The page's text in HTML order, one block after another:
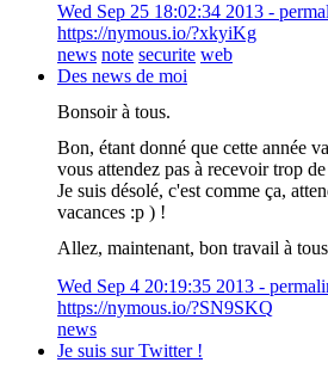
Wed Sep 25 18:02:34 2013 -
https://nymous.io/?xkyiKg
news note securite web
Des news de moi
Bonsoir à tous.
Bon, étant donné que cette année
vous attendez pas à recevoir trop
Je suis désolé, c'est comme ça,
vacances :p ) !
Allez, maintenant, bon travail à
Wed Sep 4 20:19:35 2013 -
https://nymous.io/?SN9SKQ
news
Je suis sur Twitter !